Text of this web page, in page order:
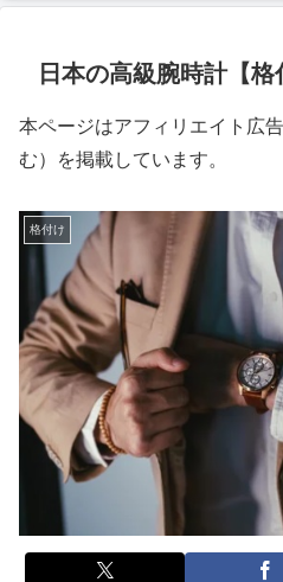
日本の高級腕時計【格
本ページはアフィリエイト広
む）を掲載しています。
格付け